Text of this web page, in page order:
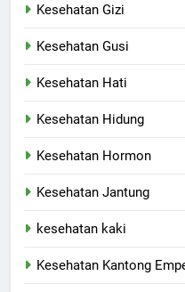
Kesehatan Gizi
Kesehatan Gusi
Kesehatan Hati
Kesehatan Hidung
Kesehatan Hormon
Kesehatan Jantung
kesehatan kaki
Kesehatan Kantong